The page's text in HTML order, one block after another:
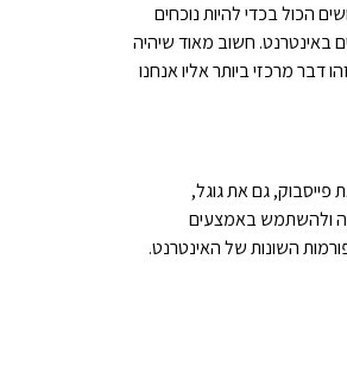
הכול בכדי להיות נוכחים
באינטרנט. חשוב מאוד שיהיה
דבר מרכזי ביותר אליו אנחנו
פייסבוק, גם את גוגל,
ולהשתמש באמצעים
השונות של האינטרנט.